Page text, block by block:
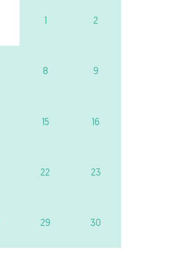
1 2
8 9
15 16
22 23
29 30